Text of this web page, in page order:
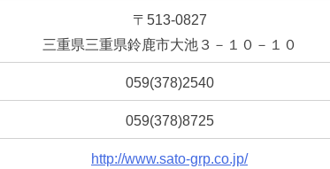
〒513-0827
三重県三重県鈴鹿市大池３－１０－１０
059(378)2540
059(378)8725
http://www.sato-grp.co.jp/